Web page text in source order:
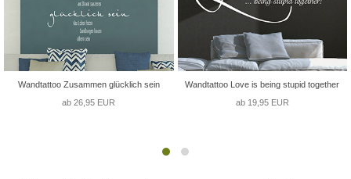
Wandtattoo Zusammen glücklich sein
ab 26,95 EUR
Wandtattoo Love is being stupid together
ab 19,95 EUR